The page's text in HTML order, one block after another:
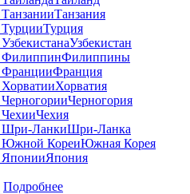
Танзания
Турция
Узбекистан
Филиппины
Франция
Хорватия
Черногория
Чехия
Шри-Ланка
Южная Корея
Япония
Подробнее